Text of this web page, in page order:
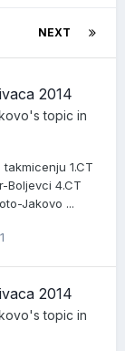
NEXT
2014
's topic in
1.CT
Boljevci 4.CT
Jakovo ...
1
2014
's topic in